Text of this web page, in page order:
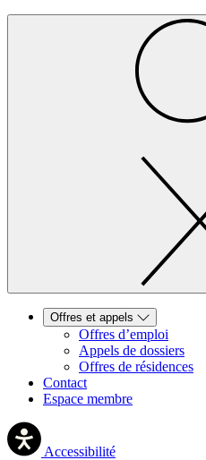
Offres et appels
Offres d’emploi
Appels de dossiers
Offres de résidences
Contact
Espace membre
Accessibilité